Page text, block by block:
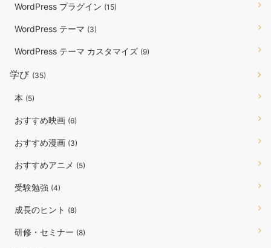
WordPress プラグイン (15)
WordPress テーマ (3)
WordPress テーマ カスタマイズ (9)
学び (35)
本 (5)
おすすめ映画 (6)
おすすめ漫画 (3)
おすすめアニメ (5)
受験勉強 (4)
成長のヒント (8)
研修・セミナー (8)